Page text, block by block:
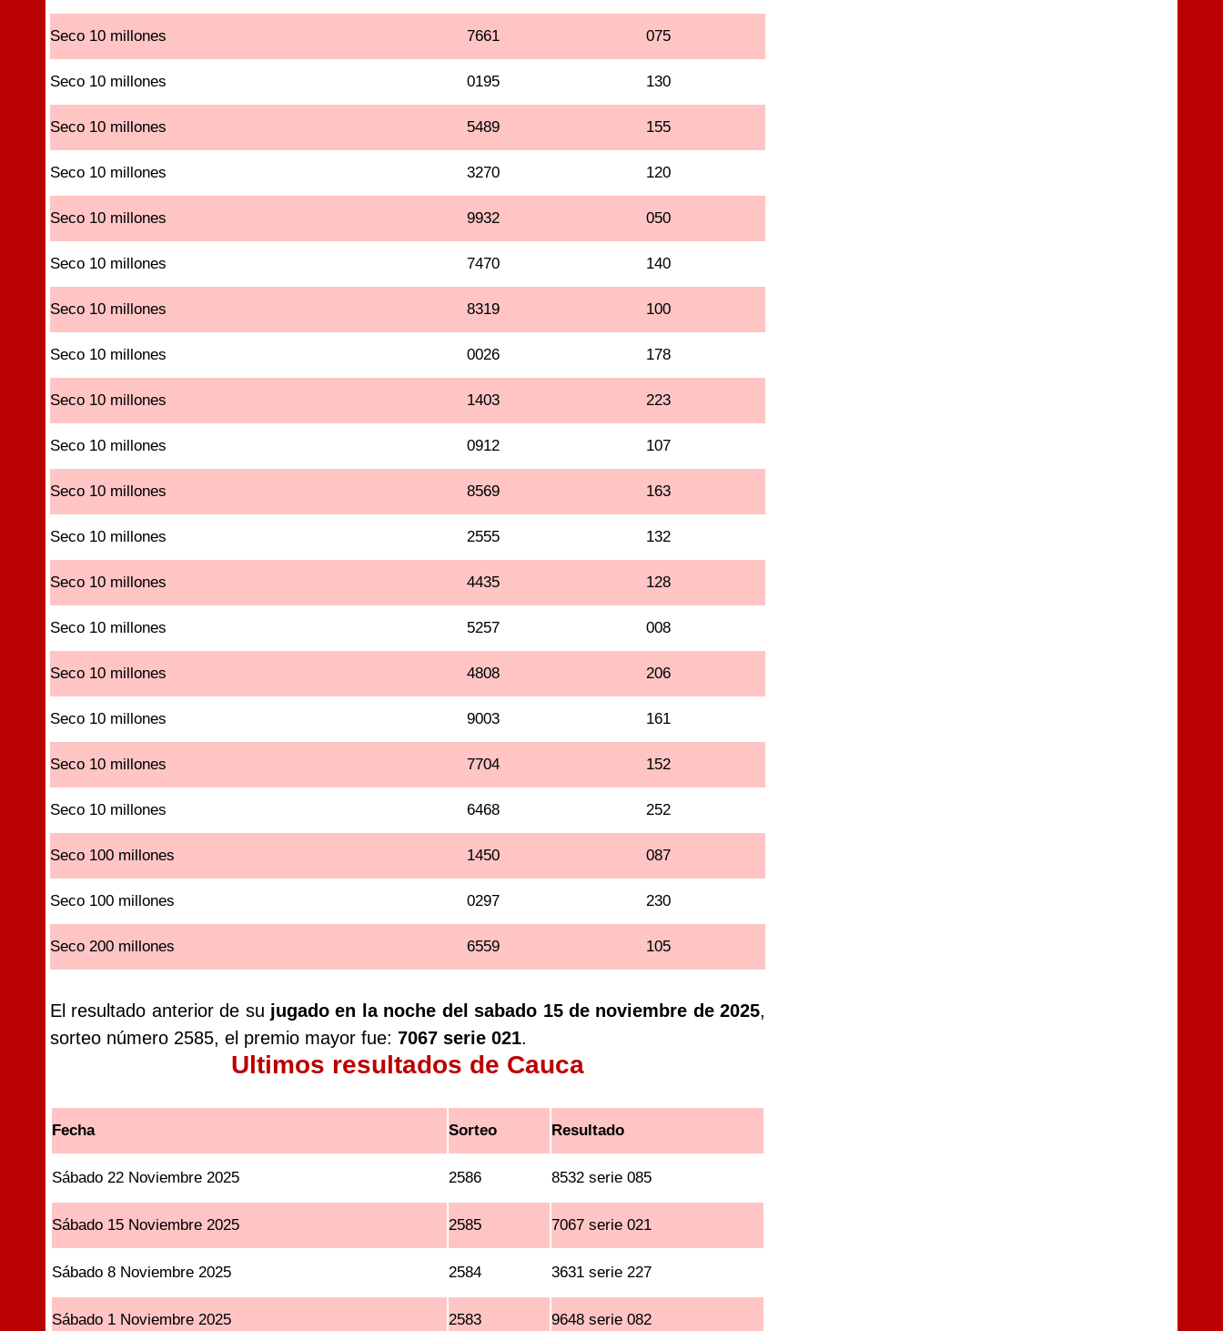
Seco 10 millones 7661 075
Seco 10 millones 0195 130
Seco 10 millones 5489 155
Seco 10 millones 3270 120
Seco 10 millones 9932 050
Seco 10 millones 7470 140
Seco 10 millones 8319 100
Seco 10 millones 0026 178
Seco 10 millones 1403 223
Seco 10 millones 0912 107
Seco 10 millones 8569 163
Seco 10 millones 2555 132
Seco 10 millones 4435 128
Seco 10 millones 5257 008
Seco 10 millones 4808 206
Seco 10 millones 9003 161
Seco 10 millones 7704 152
Seco 10 millones 6468 252
Seco 100 millones 1450 087
Seco 100 millones 0297 230
Seco 200 millones 6559 105
El resultado anterior de su jugado en la noche del sabado 15 de noviembre de 2025,
sorteo número 2585, el premio mayor fue: 7067 serie 021.
Ultimos resultados de Cauca
Fecha Sorteo Resultado
Sábado 22 Noviembre 2025 2586 8532 serie 085
Sábado 15 Noviembre 2025 2585 7067 serie 021
Sábado 8 Noviembre 2025 2584 3631 serie 227
Sábado 1 Noviembre 2025 2583 9648 serie 082